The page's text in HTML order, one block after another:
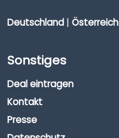
Deutschland | Österreich
Sonstiges
Deal eintragen
Kontakt
Presse